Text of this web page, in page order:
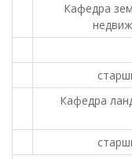
Кафедра
Кафедра